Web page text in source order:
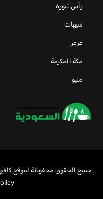
رأس تنورة
سيهات
عرعر
مكة المكرمة
منيو
جميع الحقوق محفوظة لموقع